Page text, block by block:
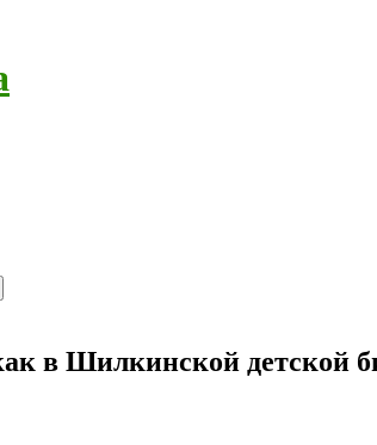
в Шилкинской детской